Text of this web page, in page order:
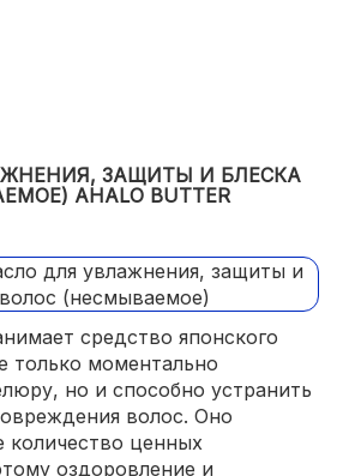
ЗАЩИТЫ И БЛЕСКА
AHALO BUTTER
средство японского
только моментально
но и способно устранить
волос. Оно
ценных
оздоровление и